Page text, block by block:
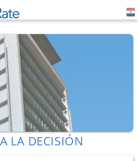
LA DECISIÓN